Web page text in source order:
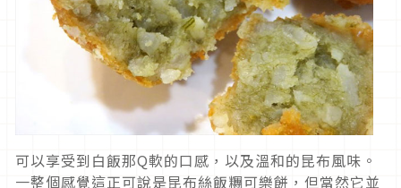
可以享受到白飯那Q軟的口感，以及溫和的昆布風味。
一整個感覺這正可說是昆布絲飯糰可樂餅，但當然它並